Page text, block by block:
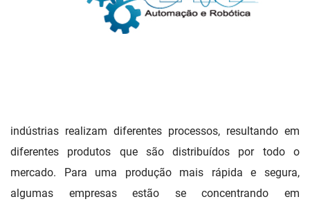
indústrias realizam diferentes processos, resultando em
diferentes produtos que são distribuídos por todo o
mercado. Para uma produção mais rápida e segura,
algumas empresas estão se concentrando em